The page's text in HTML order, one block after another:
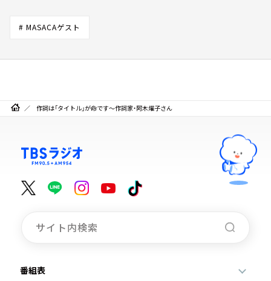
# MASACAゲスト
作詞は「タイトル」が命です～作詞家・阿木燿子さん
番組表